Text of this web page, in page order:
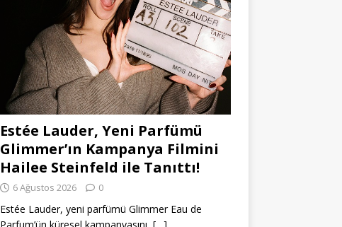
Estée Lauder, Yeni Parfümü
Glimmer’ın Kampanya Filmini
Hailee Steinfeld ile Tanıttı!
6 Ağustos 2026 0
Estée Lauder, yeni parfümü Glimmer Eau de
Parfum’ün küresel kampanyasını, […]